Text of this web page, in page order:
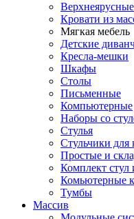
Кровати из
Мягкая мебель
Детские
Кресла-мешки
Шкафы
Столы
Письменные
Компьютерные
Наборы со
Стулья
Стульчики для
Простые и
Комплект стул
Комьютерные
Тумбы
Массив